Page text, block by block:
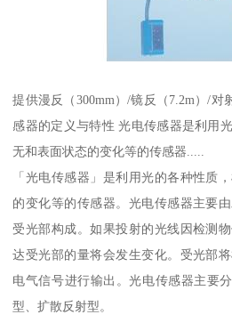
提供漫反（300mm）/镜反（7.2m）/对
感器的定义与特性 光电传感器是利用
无和表面状态的变化等的传感器.....
「光电传感器」是利用光的各种性质
的变化等的传感器。光电传感器主要
受光部构成。如果投射的光线因检测
达受光部的量将会发生变化。受光部
电气信号进行输出。光电传感器主要
型、扩散反射型。